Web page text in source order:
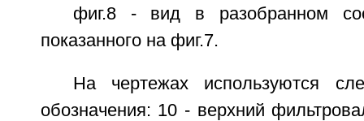
фиг.8 - вид в разобранном
показанного на фиг.7.
На чертежах используются
обозначения: 10 - верхний